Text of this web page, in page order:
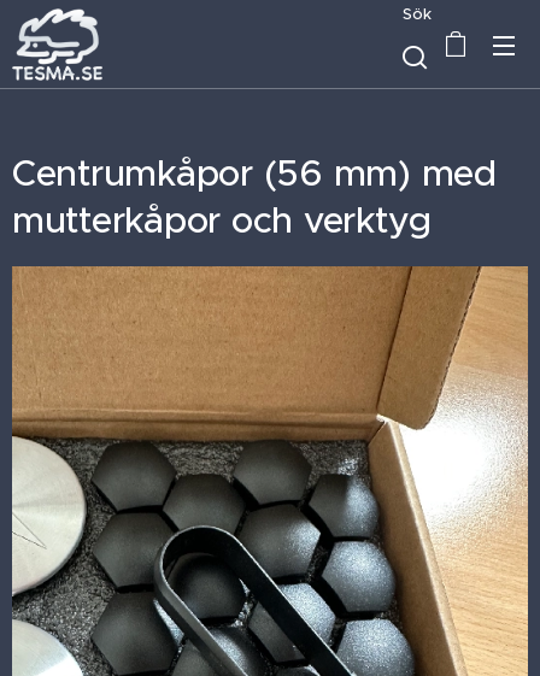
Sök
Centrumkåpor (56 mm) med
mutterkåpor och verktyg